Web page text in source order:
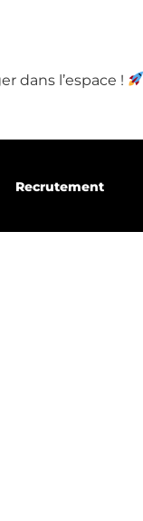
dans l’espace !
Recrutement